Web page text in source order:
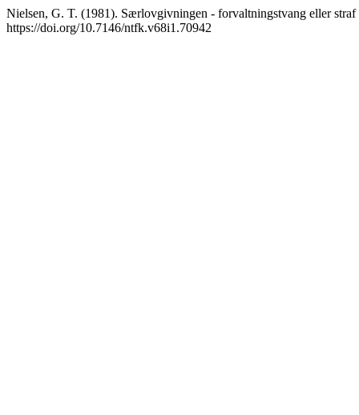
Nielsen, G. T. (1981). Særlovgivningen - forvaltningstvang eller
https://doi.org/10.7146/ntfk.v68i1.70942